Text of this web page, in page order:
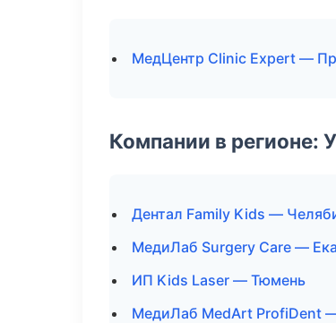
МедЦентр Clinic Expert —
Компании в регионе:
Дентал Family Kids —
МедиЛаб Surgery Care —
ИП Kids Laser — Тюмень
МедиЛаб MedArt ProfiDent